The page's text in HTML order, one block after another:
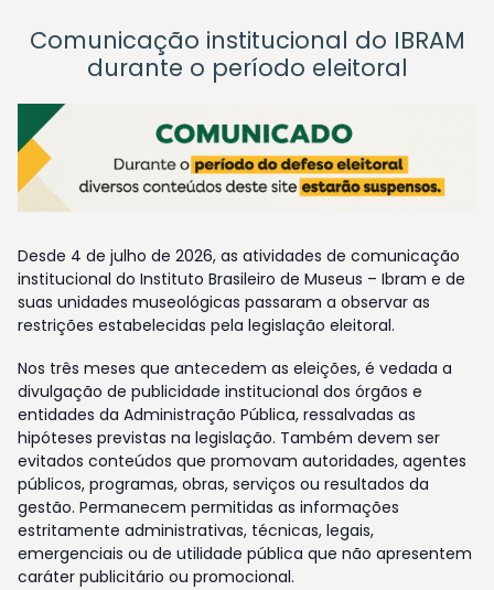
Comunicação institucional do IBRAM
durante o período eleitoral
Desde 4 de julho de 2026, as atividades de comunicação
institucional do Instituto Brasileiro de Museus – Ibram e de
suas unidades museológicas passaram a observar as
restrições estabelecidas pela legislação eleitoral.
Nos três meses que antecedem as eleições, é vedada a
divulgação de publicidade institucional dos órgãos e
entidades da Administração Pública, ressalvadas as
hipóteses previstas na legislação. Também devem ser
evitados conteúdos que promovam autoridades, agentes
públicos, programas, obras, serviços ou resultados da
gestão. Permanecem permitidas as informações
estritamente administrativas, técnicas, legais,
emergenciais ou de utilidade pública que não apresentem
caráter publicitário ou promocional.